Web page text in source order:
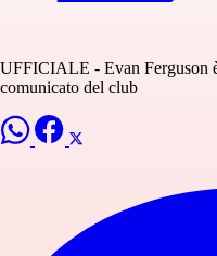
UFFICIALE - Evan Ferguson
comunicato del club